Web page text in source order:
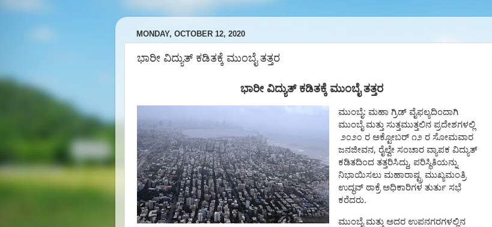
MONDAY, OCTOBER 12, 2020
ಭಾರೀ ವಿದ್ಯುತ್ ಕಡಿತಕ್ಕೆ ಮುಂಬೈ ತತ್ತರ
ಭಾರೀ ವಿದ್ಯುತ್ ಕಡಿತಕ್ಕೆ ಮುಂಬೈ ತತ್ತರ
ಮುಂಬೈ: ಮಹಾ ಗ್ರಿಡ್ ವೈಫಲ್ಯದಿಂದಾಗಿ
ಮುಂಬೈ ಮತ್ತು ಸುತ್ತಮುತ್ತಲಿನ ಪ್ರದೇಶಗಳಲ್ಲಿ
೨೦೨೦ ರ ಅಕ್ಟೋಬರ್ ೧೨ ರ ಸೋಮವಾರ
ಜನಜೀವನ, ರೈಲ್ವೇ ಸಂಚಾರ ವ್ಯಾಪಕ ವಿದ್ಯುತ್
ಕಡಿತದಿಂದ ತತ್ತರಿಸಿದ್ದು, ಪರಿಸ್ಥಿತಿಯನ್ನು
ನಿಭಾಯಿಸಲು ಮಹಾರಾಷ್ಟ್ರ ಮುಖ್ಯಮಂತ್ರಿ
ಉದ್ಧವ್ ಠಾಕ್ರೆ ಅಧಿಕಾರಿಗಳ ತುರ್ತು ಸಭೆ
ಕರೆದರು.
ಮುಂಬೈ ಮತ್ತು ಅದರ ಉಪನಗರಗಳಲ್ಲಿನ